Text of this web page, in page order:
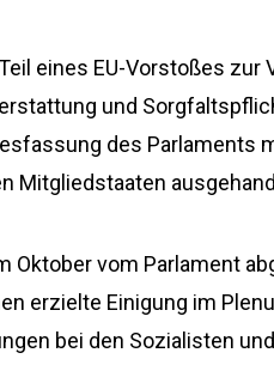
eines EU-Vorstoßes zur
und
des Parlaments
Mitgliedstaaten
Oktober vom Parlament
erzielte Einigung im
bei den Sozialisten